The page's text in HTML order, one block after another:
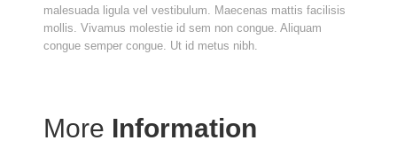
malesuada ligula vel vestibulum. Maecenas mattis facilisis
mollis. Vivamus molestie id sem non congue. Aliquam
congue semper congue. Ut id metus nibh.
More Information